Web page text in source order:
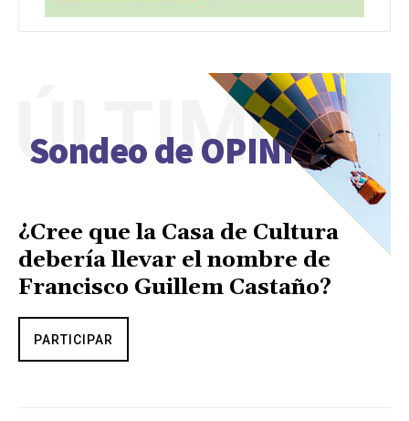
Sondeo de OPINIÓN
ÚLTIMO
¿Cree que la Casa de Cultura
debería llevar el nombre de
Francisco Guillem Castaño?
PARTICIPAR